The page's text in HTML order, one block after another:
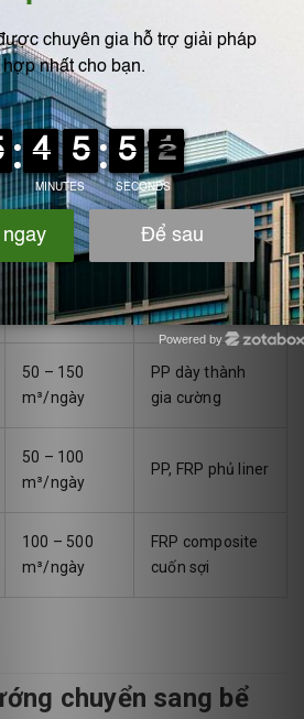
nhanh loại bể theo
Lưu lượng Bể đề xuất
<10 m³/ngày Bể PE đúc sẵn
10 – 50
m³/ngày
PE, PVC hàn
tấm
50 – 150
m³/ngày
PP dày thành
gia cường
50 – 100
m³/ngày
PP, FRP phủ liner
100 – 500
m³/ngày
FRP composite
cuốn sợi
chuyển sang bể
Powered by